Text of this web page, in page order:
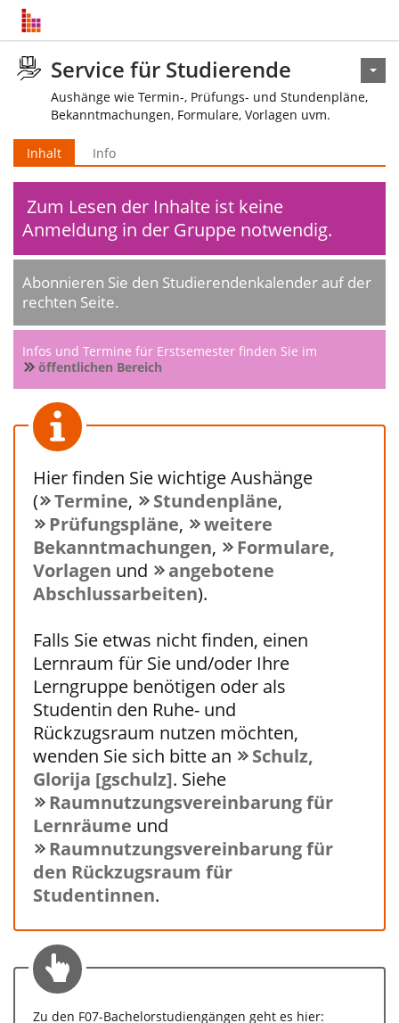
Service für Studierende
Aushänge wie Termin-, Prüfungs- und Stundenpläne,
Bekanntmachungen, Formulare, Vorlagen uvm.
Inhalt Info
Zum Lesen der Inhalte ist keine
Anmeldung in der Gruppe notwendig.
Abonnieren Sie den Studierendenkalender auf der
rechten Seite.
Infos und Termine für Erstsemester finden Sie im
öffentlichen Bereich
Hier finden Sie wichtige Aushänge
(
Termine, Stundenpläne,
Prüfungspläne,
weitere
Bekanntmachungen,
Formulare,
Vorlagen und
angebotene
Abschlussarbeiten).
Falls Sie etwas nicht finden, einen
Lernraum für Sie und/oder Ihre
Lerngruppe benötigen oder als
Studentin den Ruhe- und
Rückzugsraum nutzen möchten,
wenden Sie sich bitte an
Schulz,
Glorija [gschulz]. Siehe
Raumnutzungsvereinbarung für
Lernräume und
Raumnutzungsvereinbarung für
den Rückzugsraum für
Studentinnen.
Zu den F07-Bachelorstudiengängen geht es hier: